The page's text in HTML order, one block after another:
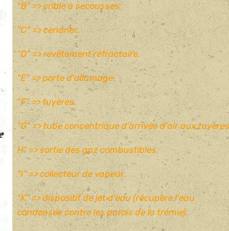
"B" => crible à secousses.
"C" => cendrier.
"D" => revêtement réfractaire.
"E" => porte d'allumage.
"F" => tuyères.
"G" => tube concentrique d'arrivée d'air aux
H" => sortie des gaz combustibles.
"I" => collecteur de vapeur.
"K" => dispositif de jet d'eau (récupère l'eau
condensée contre les parois de la trémie).